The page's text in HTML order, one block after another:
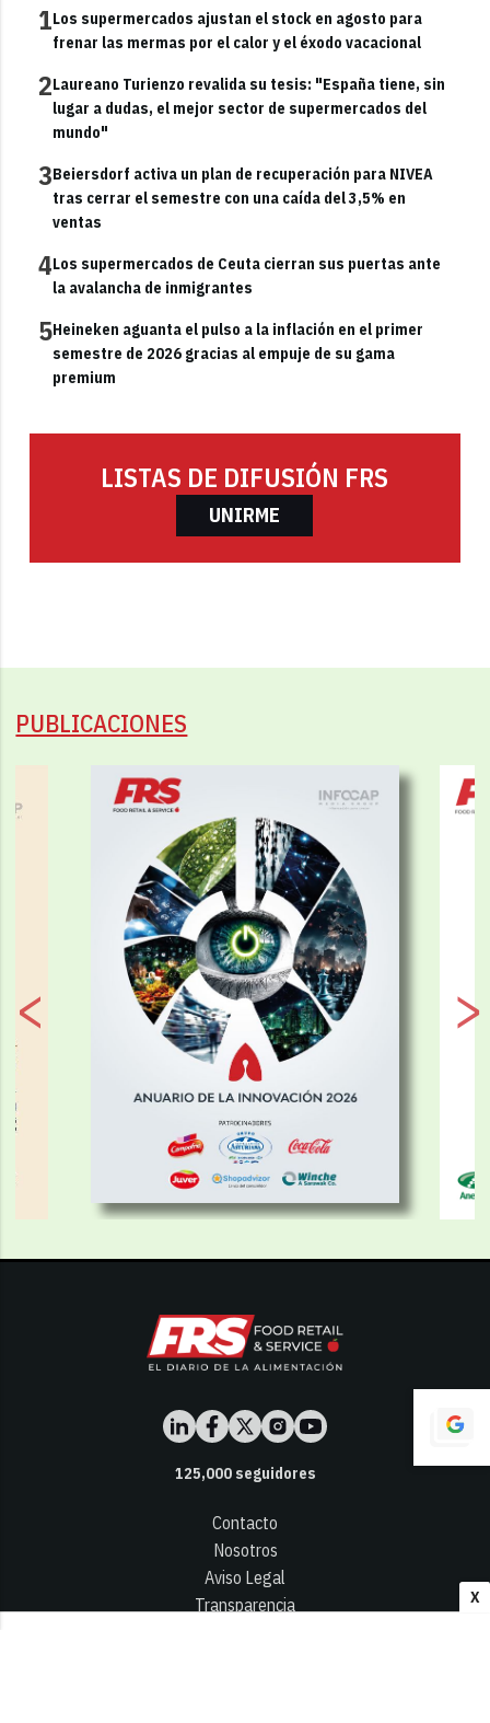
X
1Los supermercados ajustan el stock en agosto para
frenar las mermas por el calor y el éxodo vacacional
2Laureano Turienzo revalida su tesis: "España tiene, sin
lugar a dudas, el mejor sector de supermercados del
mundo"
3Beiersdorf activa un plan de recuperación para NIVEA
tras cerrar el semestre con una caída del 3,5% en
ventas
4Los supermercados de Ceuta cierran sus puertas ante
la avalancha de inmigrantes
5Heineken aguanta el pulso a la inflación en el primer
semestre de 2026 gracias al empuje de su gama
premium
LISTAS DE DIFUSIÓN FRS
UNIRME
PUBLICACIONES
125,000seguidores
Contacto
Nosotros
Aviso Legal
Transparencia